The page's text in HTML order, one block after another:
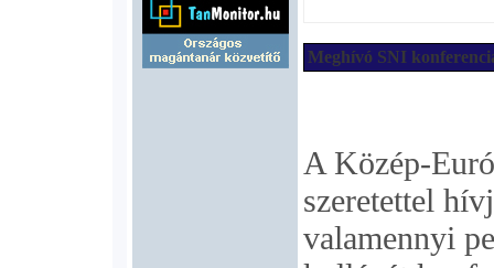
Meghívó SNI
A Közép-
szeretettel
valamennyi